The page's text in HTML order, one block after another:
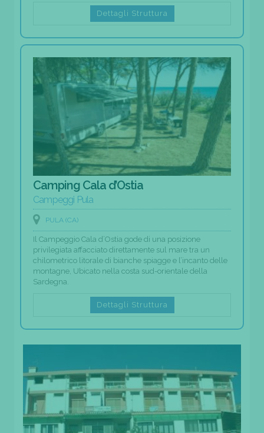
Dettagli Struttura
Camping Cala d’Ostia
Campeggi Pula
PULA (CA)
Il Campeggio Cala d’Ostia gode di una posizione
privilegiata affacciato direttamente sul mare tra un
chilometrico litorale di bianche spiagge e l’incanto delle
montagne, Ubicato nella costa sud-orientale della
Sardegna.
Dettagli Struttura